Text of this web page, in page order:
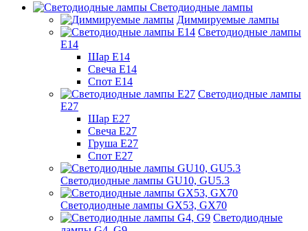
Светодиодные лампы
Диммируемые лампы
Светодиодные лампы
Е14
Шар Е14
Свеча Е14
Спот Е14
Светодиодные лампы
Е27
Шар Е27
Свеча Е27
Груша Е27
Спот Е27
Светодиодные лампы GU10, GU5.3
Светодиодные лампы GX53, GX70
Светодиодные